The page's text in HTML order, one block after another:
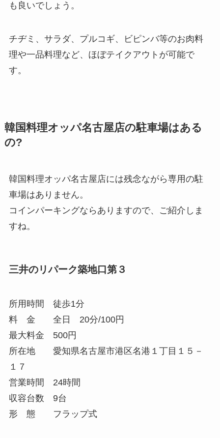
も良いでしょう。
チヂミ、サラダ、プルコギ、ビピンバ等のお肉料
理や一品料理など、ほぼテイクアウトが可能で
す。
韓国料理オッパ名古屋店の駐車場はある
の?
韓国料理オッパ名古屋店には残念ながら専用の駐
車場はありません。
コインパーキングならありますので、ご紹介しま
すね。
三井のリパーク築地口第３
所用時間 徒歩1分
料 金 全日 20分/100円
最大料金 500円
所在地 愛知県名古屋市港区名港１丁目１５－
１７
営業時間 24時間
収容台数 9台
形 態 フラップ式